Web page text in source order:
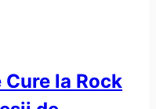
la Rock